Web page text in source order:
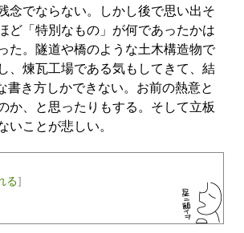
念でならない。しかし後で思い出そ
ど「特別なもの」が何であったかは
た。隧道や橋のような土木構造物で
、煉瓦工場である気もしてきて、結
書き方しかできない。お前の熱意と
か、と思ったりもする。そして立板
いことが悲しい。
る]